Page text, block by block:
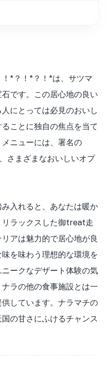
*？！*？！*は、サツマ
です。この居心地の良い
にとっては必見のおいし
ことに独自の焦点を当て
ニューには、署名の
さまざまなおいしいオプ
入れると、あなたは暖か
リラックスした御treat走
アは魅力的で居心地が良
を味わう理想的な環境を
ークなデザート体験の気
ラの他の食事施設とは一
しています。ナラマチの
の甘さにふけるチャンス